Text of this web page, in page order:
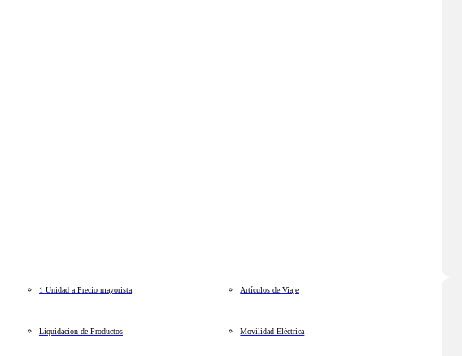
1 Unidad a Precio mayorista Artículos de Viaje
Liquidación de Productos Movilidad Eléctrica